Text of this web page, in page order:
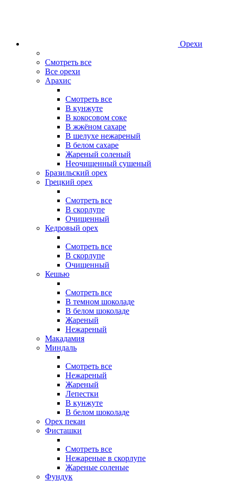
Орехи
Смотреть все
Все орехи
Арахис
Смотреть все
В кунжуте
В кокосовом соке
В жжёном сахаре
В шелухе нежареный
В белом сахаре
Жареный соленый
Неочищенный сушеный
Бразильский орех
Грецкий орех
Смотреть все
В скорлупе
Очищенный
Кедровый орех
Смотреть все
В скорлупе
Очищенный
Кешью
Смотреть все
В темном шоколаде
В белом шоколаде
Жареный
Нежареный
Макадамия
Миндаль
Смотреть все
Нежареный
Жареный
Лепестки
В кунжуте
В белом шоколаде
Орех пекан
Фисташки
Смотреть все
Нежареные в скорлупе
Жареные соленые
Фундук